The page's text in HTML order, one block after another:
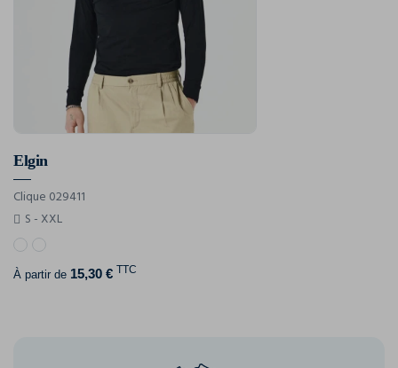
Elgin
Clique 029411
S - XXL
À partir de 15,30 € TTC